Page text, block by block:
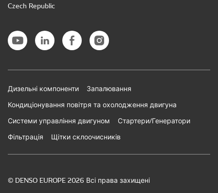
Czech Republic
Дизельні компоненти
Запалювання
Кондиціонування повітря та охолодження двигуна
Системи управління двигуном
Стартери/Генератори
Фільтрація
Щітки склоочисників
© DENSO EUROPE 2026 Всі права захищені